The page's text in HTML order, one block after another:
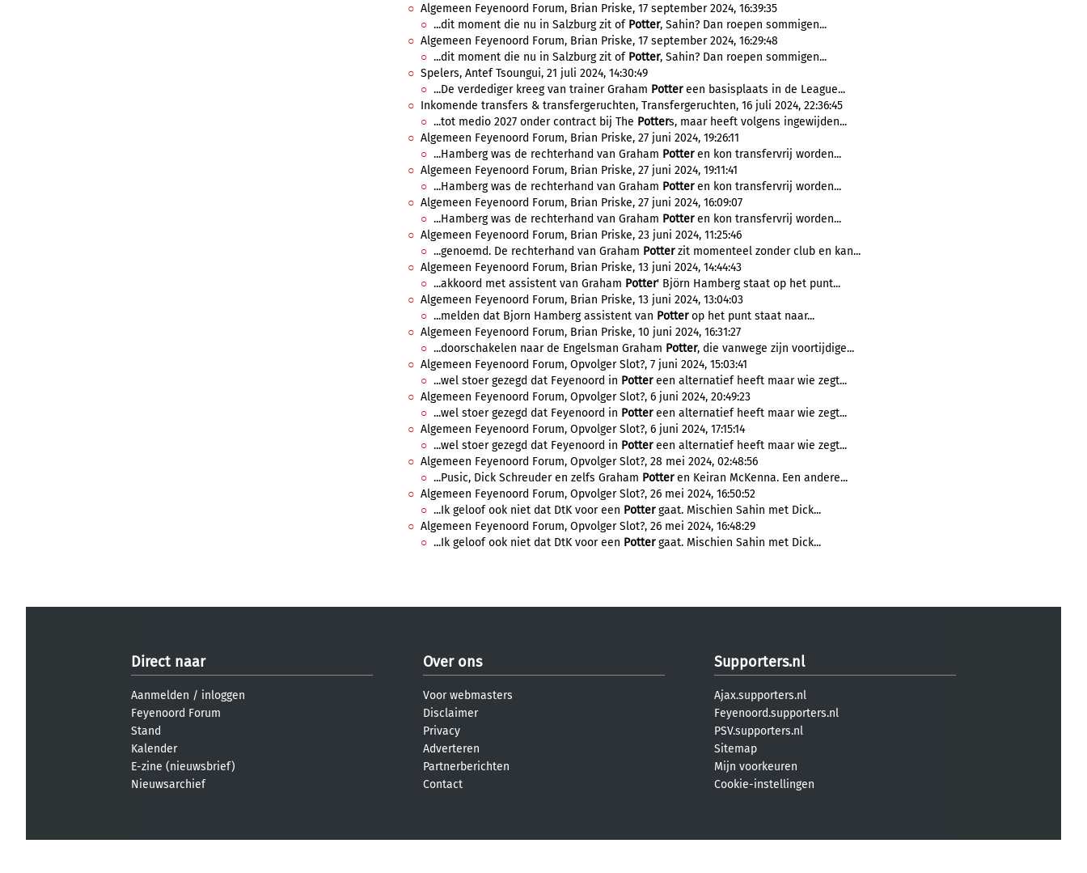
Algemeen Feyenoord Forum, Brian Priske, 17 september 2024, 16:39:35
...dit moment die nu in Salzburg zit of Potter, Sahin? Dan roepen sommigen...
Algemeen Feyenoord Forum, Brian Priske, 17 september 2024, 16:29:48
...dit moment die nu in Salzburg zit of Potter, Sahin? Dan roepen sommigen...
Spelers, Antef Tsoungui, 21 juli 2024, 14:30:49
...De verdediger kreeg van trainer Graham Pottereen basisplaats in de League...
Inkomende transfers & transfergeruchten, Transfergeruchten, 16 juli 2024, 22:36:45
...tot medio 2027 onder contract bij The Potters, maar heeft volgens ingewijden...
Algemeen Feyenoord Forum, Brian Priske, 27 juni 2024, 19:26:11
...Hamberg was de rechterhand van Graham Potteren kon transfervrij worden...
Algemeen Feyenoord Forum, Brian Priske, 27 juni 2024, 19:11:41
...Hamberg was de rechterhand van Graham Potteren kon transfervrij worden...
Algemeen Feyenoord Forum, Brian Priske, 27 juni 2024, 16:09:07
...Hamberg was de rechterhand van Graham Potteren kon transfervrij worden...
Algemeen Feyenoord Forum, Brian Priske, 23 juni 2024, 11:25:46
...genoemd. De rechterhand van Graham Potterzit momenteel zonder club en kan...
Algemeen Feyenoord Forum, Brian Priske, 13 juni 2024, 14:44:43
...akkoord met assistent van Graham Potter' Björn Hamberg staat op het punt...
Algemeen Feyenoord Forum, Brian Priske, 13 juni 2024, 13:04:03
...melden dat Bjorn Hamberg assistent van Potterop het punt staat naar...
Algemeen Feyenoord Forum, Brian Priske, 10 juni 2024, 16:31:27
...doorschakelen naar de Engelsman Graham Potter, die vanwege zijn voortijdige...
Algemeen Feyenoord Forum, Opvolger Slot?, 7 juni 2024, 15:03:41
...wel stoer gezegd dat Feyenoord in Pottereen alternatief heeft maar wie zegt...
Algemeen Feyenoord Forum, Opvolger Slot?, 6 juni 2024, 20:49:23
...wel stoer gezegd dat Feyenoord in Pottereen alternatief heeft maar wie zegt...
Algemeen Feyenoord Forum, Opvolger Slot?, 6 juni 2024, 17:15:14
...wel stoer gezegd dat Feyenoord in Pottereen alternatief heeft maar wie zegt...
Algemeen Feyenoord Forum, Opvolger Slot?, 28 mei 2024, 02:48:56
...Pusic, Dick Schreuder en zelfs Graham Potteren Keiran McKenna. Een andere...
Algemeen Feyenoord Forum, Opvolger Slot?, 26 mei 2024, 16:50:52
...Ik geloof ook niet dat DtK voor een Pottergaat. Mischien Sahin met Dick...
Algemeen Feyenoord Forum, Opvolger Slot?, 26 mei 2024, 16:48:29
...Ik geloof ook niet dat DtK voor een Pottergaat. Mischien Sahin met Dick...
Direct naar
Aanmelden / inloggen
Feyenoord Forum
Stand
Kalender
E-zine (nieuwsbrief)
Nieuwsarchief
Over ons
Voor webmasters
Disclaimer
Privacy
Adverteren
Partnerberichten
Contact
Supporters.nl
Ajax.supporters.nl
Feyenoord.supporters.nl
PSV.supporters.nl
Sitemap
Mijn voorkeuren
Cookie-instellingen